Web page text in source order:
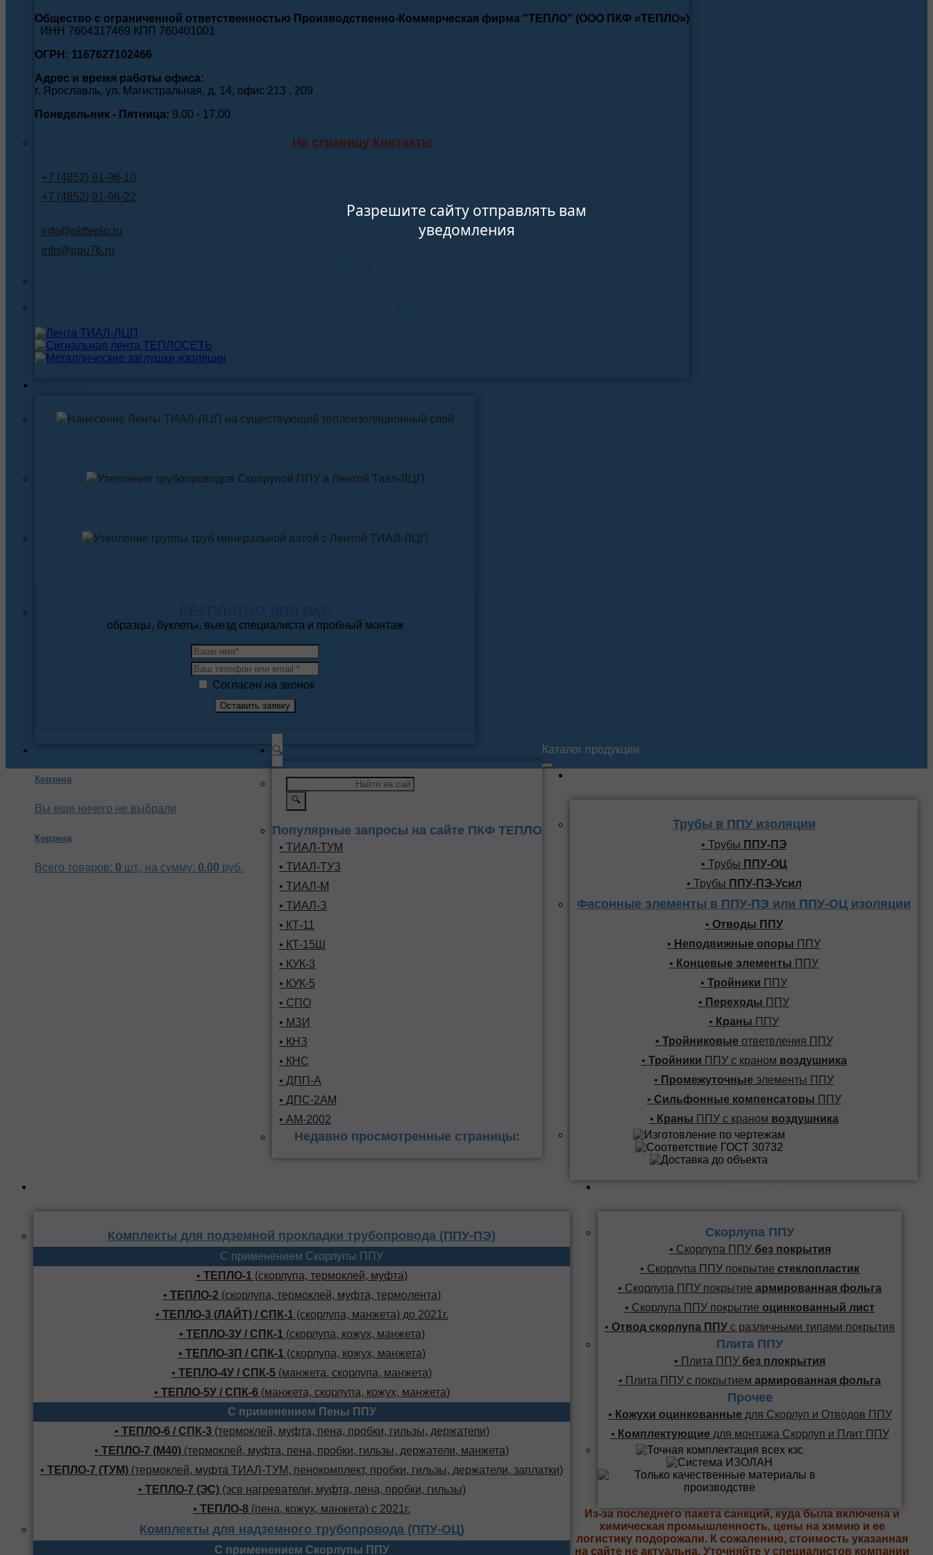
Разрешите сайту отправлять вам
уведомления
Общество с ограниченной ответственностью Производственно-Коммерческая фирма "ТЕПЛО" (ООО ПКФ «ТЕПЛО»)
ИНН 7604317469 КПП 760401001
ОГРН: 1167627102466
Адрес и время работы офиса:
г. Ярославль, ул. Магистральная, д. 14, офис 213 , 209
Понедельник - Пятница: 9.00 - 17.00
На страницу Контакты
+7 (4852) 91-96-10
+7 (4852) 91-96-22
Электронные адреса
info@pkfteplo.ru
info@ppu76.ru
образцы, буклеты, выезд специалиста и пробный монтаж
Согласен на звонок
Корзина
Вы еще ничего не выбрали
Корзина
Всего товаров: 0 шт., на сумму: 0.00 руб.
🔍
🔍
Популярные запросы на сайте ПКФ ТЕПЛО
• ТИАЛ-ТУМ
• ТИАЛ-ТУЗ
• ТИАЛ-М
• ТИАЛ-З
• КТ-11
• КТ-15Ш
• КУК-3
• КУК-5
• СПО
• МЗИ
• КНЗ
• КНС
• ДПП-А
• ДПС-2АМ
• АМ-2002
Недавно просмотренные страницы:
Каталог продукции
Трубы в ППУ изоляции
• Трубы ППУ-ПЭ
• Трубы ППУ-ОЦ
• Трубы ППУ-ПЭ-Усил
Фасонные элементы в ППУ-ПЭ или ППУ-ОЦ изоляции
• Отводы ППУ
• Неподвижные опоры ППУ
• Концевые элементы ППУ
• Тройники ППУ
• Переходы ППУ
• Краны ППУ
• Тройниковые ответвления ППУ
• Тройники ППУ с краном воздушника
• Промежуточные элементы ППУ
• Сильфонные компенсаторы ППУ
• Краны ППУ с краном воздушника
Комплекты для подземной прокладки трубопровода (ППУ-ПЭ)
С применением Скорлупы ППУ
• ТЕПЛО-1 (скорлупа, термоклей, муфта)
• ТЕПЛО-2 (скорлупа, термоклей, муфта, термолента)
• ТЕПЛО-3 (ЛАЙТ) / СПК-1 (скорлупа, манжета) до 2021г.
• ТЕПЛО-3У / СПК-1 (скорлупа, кожух, манжета)
• ТЕПЛО-3П / СПК-1 (скорлупа, кожух, манжета)
• ТЕПЛО-4У / СПК-5 (манжета, скорлупа, манжета)
• ТЕПЛО-5У / СПК-6 (манжета, скорлупа, кожух, манжета)
С применением Пены ППУ
• ТЕПЛО-6 / СПК-3 (термоклей, муфта, пена, пробки, гильзы, держатели)
• ТЕПЛО-7 (М40) (термоклей, муфта, пена, пробки, гильзы, держатели, манжета)
• ТЕПЛО-7 (ТУМ) (термоклей, муфта ТИАЛ-ТУМ, пенокомплект, пробки, гильзы, держатели, заплатки)
• ТЕПЛО-7 (ЭС)(эсв нагреватели, муфта, пена, пробки, гильзы)
• ТЕПЛО-8 (пена, кожух, манжета) с 2021г.
Комплекты для надземного трубопровода (ППУ-ОЦ)
С применением Скорлупы ППУ
Скорлупа ППУ
• Скорлупа ППУбез покрытия
• Скорлупа ППУ покрытие стеклопластик
• Скорлупа ППУ покрытие армированная фольга
• Скорлупа ППУ покрытие оцинкованный лист
• Отвод скорлупа ППУ с различными типами покрытия
Плита ППУ
• Плита ППУ без плокрытия
• Плита ППУ с покрытием армированная фольга
Прочее
• Кожухи оцинкованные для Скорлуп и Отводов ППУ
• Комплектующие для монтажа Скорлуп и Плит ППУ
Из-за последнего пакета санкций, куда была включена и
химическая промышленность, цены на химию и ее
логистику подорожали. К сожалению, стоимость указанная
на сайте не актуальна. Уточняйте у специалистов компании